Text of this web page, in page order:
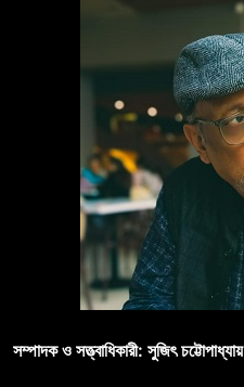
সম্পাদক ও সত্ত্বাধিকারী: সুজিৎ চট্টোপাধ্যায়